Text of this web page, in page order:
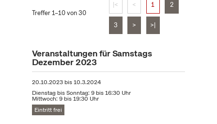
Treffer 1–10 von 30
|< < 1 2
3 > >|
Veranstaltungen für Samstags
Dezember 2023
20.10.2023bis10.3.2024
Dienstag bis Sonntag: 9 bis 16:30 Uhr
Mittwoch: 9 bis 19:30 Uhr
Eintritt frei